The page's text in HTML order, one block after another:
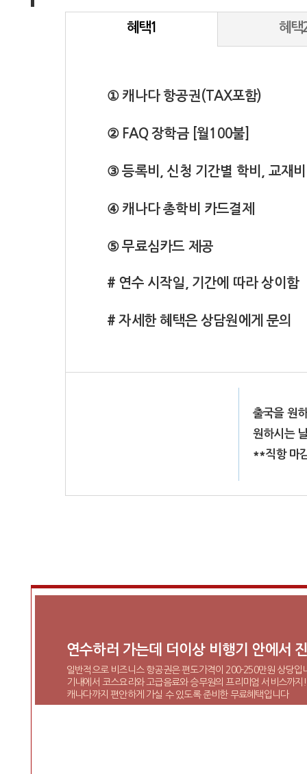
혜택1 혜택
① 캐나다 항공권(TAX포함)
② FAQ 장학금 [월100불]
③ 등록비, 신청 기간별 학비, 교재
④ 캐나다 총학비 카드결제
⑤ 무료심카드 제공
# 연수 시작일, 기간에 따라 상이함
# 자세한 혜택은 상담원에게 문의
출국을 원
원하시는
**직항 마
연수하러 가는데 더이상 비행기 안에서
일반적으로 비즈니스 항공권은 편도가격이 200-250만원 상당입
기내에서 코스요리와 고급음료와 승무원의 프리미엄 서비스까지
캐나다까지 편안하게 가실 수 있도록 준비한 무료혜택입니다